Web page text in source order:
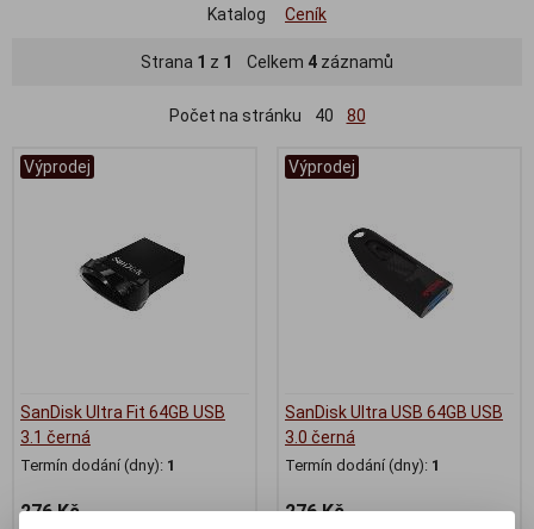
Katalog Ceník
Strana 1 z 1 Celkem 4 záznamů
Počet na stránku 40 80
Výprodej
SanDisk Ultra Fit 64GB USB
3.1 černá
Termín dodání (dny): 1
276 Kč
Výprodej
SanDisk Ultra USB 64GB USB
3.0 černá
Termín dodání (dny): 1
276 Kč